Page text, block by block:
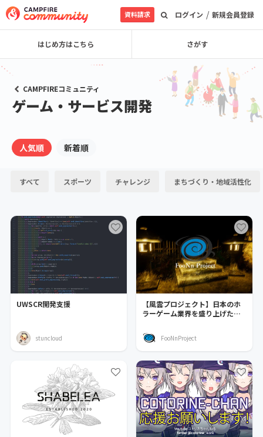
ログイン / 新規会員登録
資料請求
はじめ方はこちら さがす
CAMPFIREコミュニティ
ゲーム・サービス開発
人気順 新着順
すべて スポーツ チャレンジ まちづくり・地域活性化
UWSCR開発支援
stuncloud
【風雲プロジェクト】日本のホ
ラーゲーム業界を盛り上げたい
FooNnProject